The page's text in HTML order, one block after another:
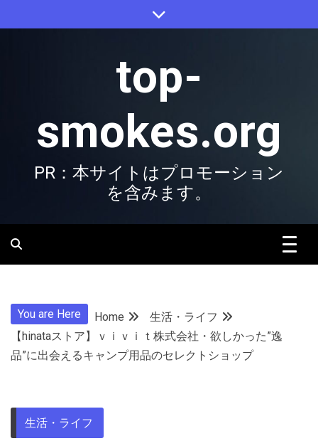
to
top-
smokes.org
PR：本サイトはプロモーション
を含みます。
You are Here Home
生活・ライフ
【hinataストア】ｖｉｖｉｔ株式会社・欲しかった”逸
品”に出会えるキャンプ用品のセレクトショップ
生活・ライフ